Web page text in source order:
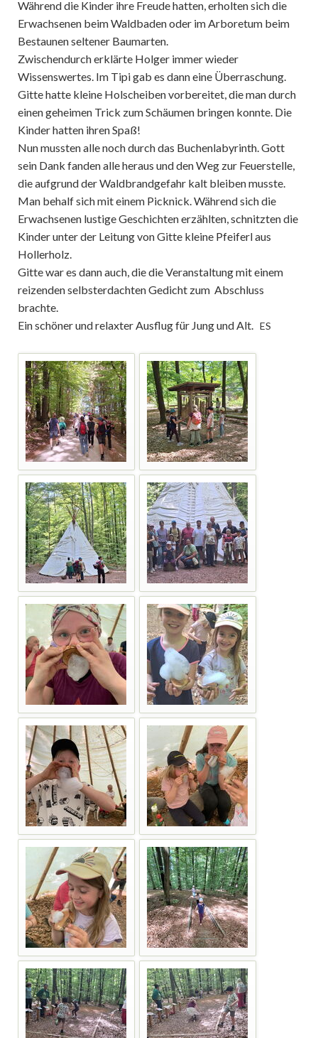
Während die Kinder ihre Freude hatten, erholten sich die
Erwachsenen beim Waldbaden oder im Arboretum beim
Bestaunen seltener Baumarten.
Zwischendurch erklärte Holger immer wieder
Wissenswertes. Im Tipi gab es dann eine Überraschung.
Gitte hatte kleine Holscheiben vorbereitet, die man durch
einen geheimen Trick zum Schäumen bringen konnte. Die
Kinder hatten ihren Spaß!
Nun mussten alle noch durch das Buchenlabyrinth. Gott
sein Dank fanden alle heraus und den Weg zurFeuerstelle,
die aufgrund der Waldbrandgefahr kalt bleiben musste.
Man behalf sich mit einem Picknick. Während sich die
Erwachsenen lustige Geschichten erzählten, schnitzten die
Kinder unter der Leitung von Gitte kleine Pfeiferl aus
Hollerholz.
Gitte war es dann auch, die die Veranstaltung mit einem
reizenden selbsterdachten Gedicht zum Abschluss
brachte.
Ein schöner und relaxter Ausflug für Jung und Alt.ES